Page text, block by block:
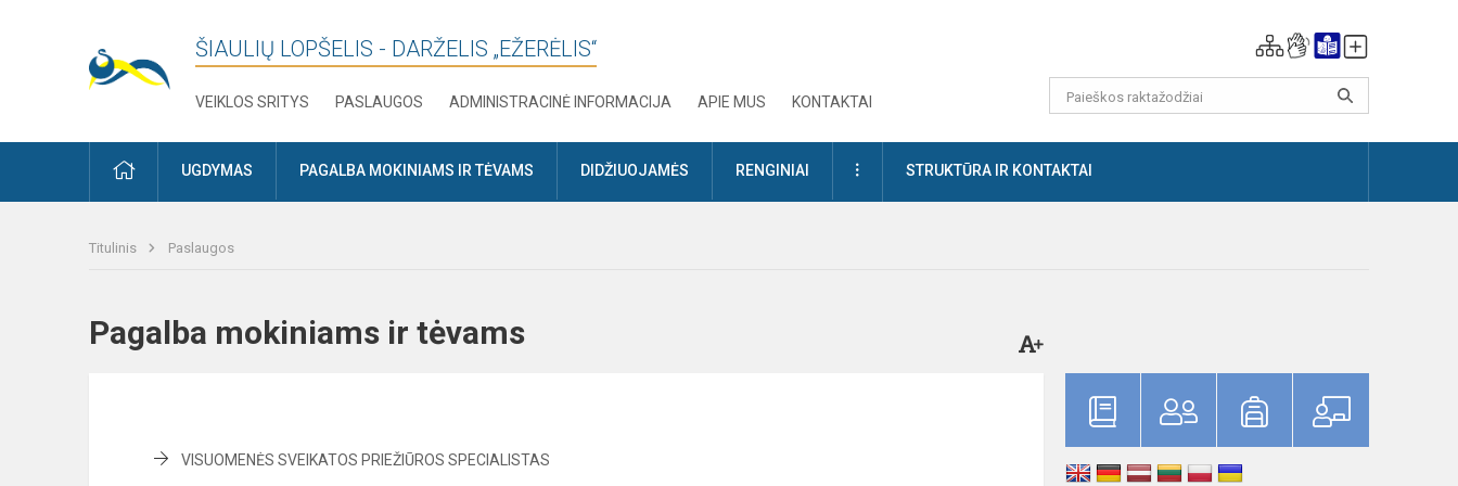
ŠIAULIŲ LOPŠELIS - DARŽELIS „EŽERĖLIS“
VEIKLOS SRITYS PASLAUGOS ADMINISTRACINĖ INFORMACIJA APIE MUS KONTAKTAI
PRADŽIAUGDYMAS PAGALBA MOKINIAMS IR TĖVAMS DIDŽIUOJAMĖS RENGINIAI DAUGIAUSTRUKTŪRA IR KONTAKTAI
Titulinis Paslaugos
Pagalba mokiniams ir tėvams
VISUOMENĖS SVEIKATOS PRIEŽIŪROS SPECIALISTAS